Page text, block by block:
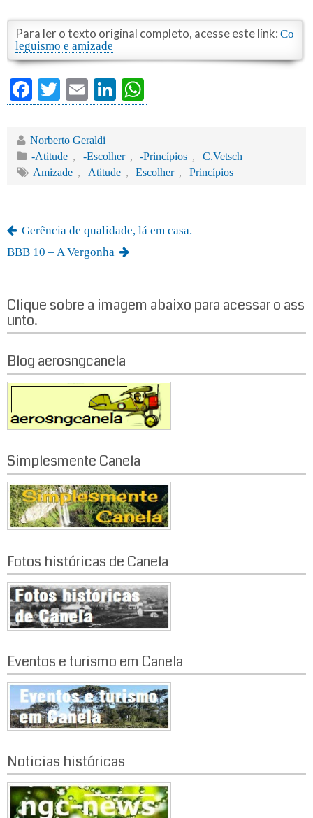
Para ler o texto original completo, acesse este link: Co
leguismo e amizade
Fa
ce
bo
ok
T
wi
tte
r
E
m
ail
Li
nk
In
ha
A
pp
Norberto Geraldi
-Atitude , -Escolher , -Princípios ,
C.Vetsch
Amizade , Atitude , Escolher , Princípios
Gerência de qualidade, lá em casa.
BBB 10 – A Vergonha
Clique sobre a imagem abaixo para acessar o ass
unto.
Blog aerosngcanela
Simplesmente Canela
Fotos históricas de Canela
Eventos e turismo em Canela
Noticias históricas